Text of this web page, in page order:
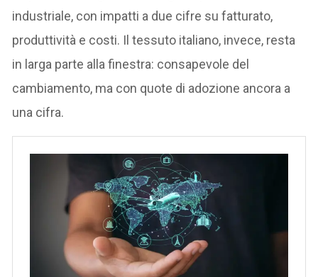
industriale, con impatti a due cifre su fatturato,
produttività e costi. Il tessuto italiano, invece, resta
in larga parte alla finestra: consapevole del
cambiamento, ma con quote di adozione ancora a
una cifra.